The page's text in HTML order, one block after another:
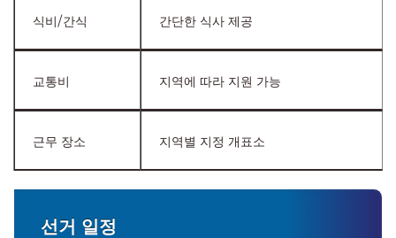
식비/간식 간단한 식사 제공
교통비 지역에 따라 지원 가능
근무 장소 지역별 지정 개표소
선거 일정